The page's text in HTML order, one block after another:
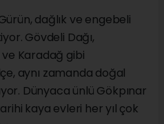
dağlık ve engebeli
Gövdeli Dağı,
ve Karadağ gibi
aynı zamanda doğal
Dünyaca ünlü Gökpınar
kaya evleri her yıl çok